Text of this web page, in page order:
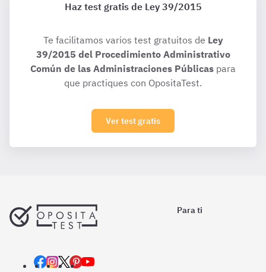
Haz test gratis de Ley 39/2015
Te facilitamos varios test gratuitos de Ley
39/2015 del Procedimiento Administrativo
Común de las Administraciones Públicas para
que practiques con OpositaTest.
Ver test gratis
Para ti